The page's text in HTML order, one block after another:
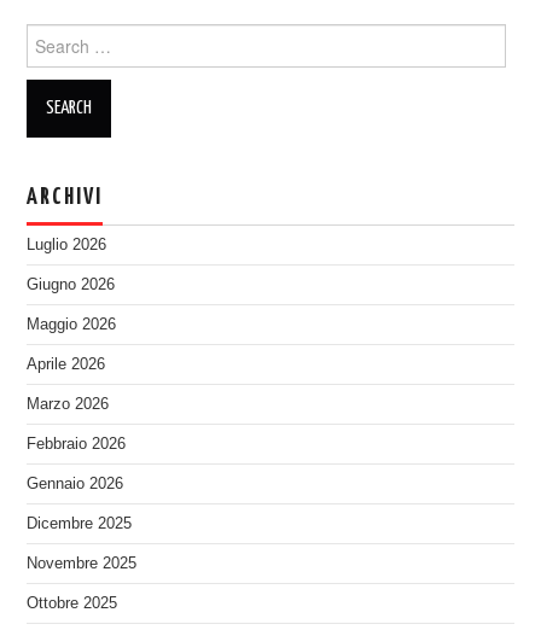
for:
ARCHIVI
Luglio 2026
Giugno 2026
Maggio 2026
Aprile 2026
Marzo 2026
Febbraio 2026
Gennaio 2026
Dicembre 2025
Novembre 2025
Ottobre 2025